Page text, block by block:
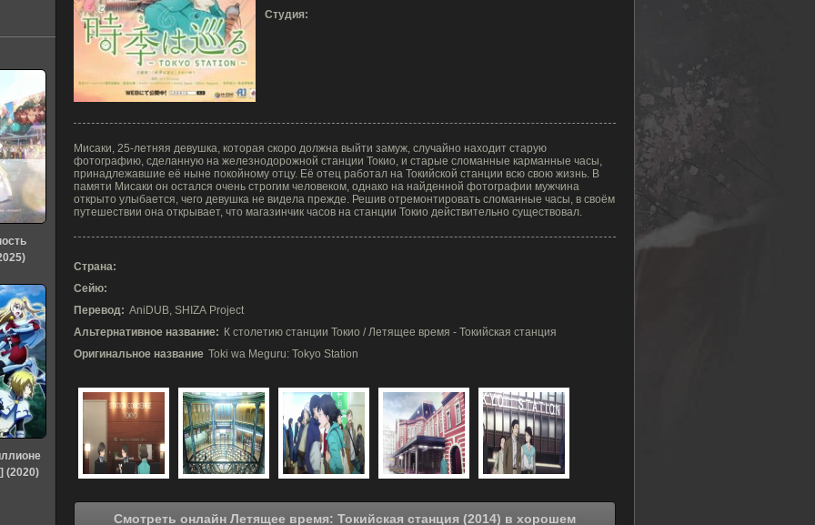
Студия:
Мисаки, 25-летняя девушка, которая скоро должна выйти замуж, случайно находит старую
фотографию, сделанную на железнодорожной станции Токио, и старые сломанные карманные часы,
принадлежавшие её ныне покойному отцу. Её отец работал на Токийской станции всю свою жизнь. В
памяти Мисаки он остался очень строгим человеком, однако на найденной фотографии мужчина
открыто улыбается, чего девушка не видела прежде. Решив отремонтировать сломанные часы, в своём
путешествии она открывает, что магазинчик часов на станции Токио действительно существовал.
Страна:
Сейю:
Перевод: AniDUB, SHIZA Project
Альтернативное название: К столетию станции Токио / Летящее время - Токийская станция
Оригинальное название Toki wa Meguru: Tokyo Station
Смотреть онлайн Летящее время: Токийская станция (2014) в хорошем
(2020)